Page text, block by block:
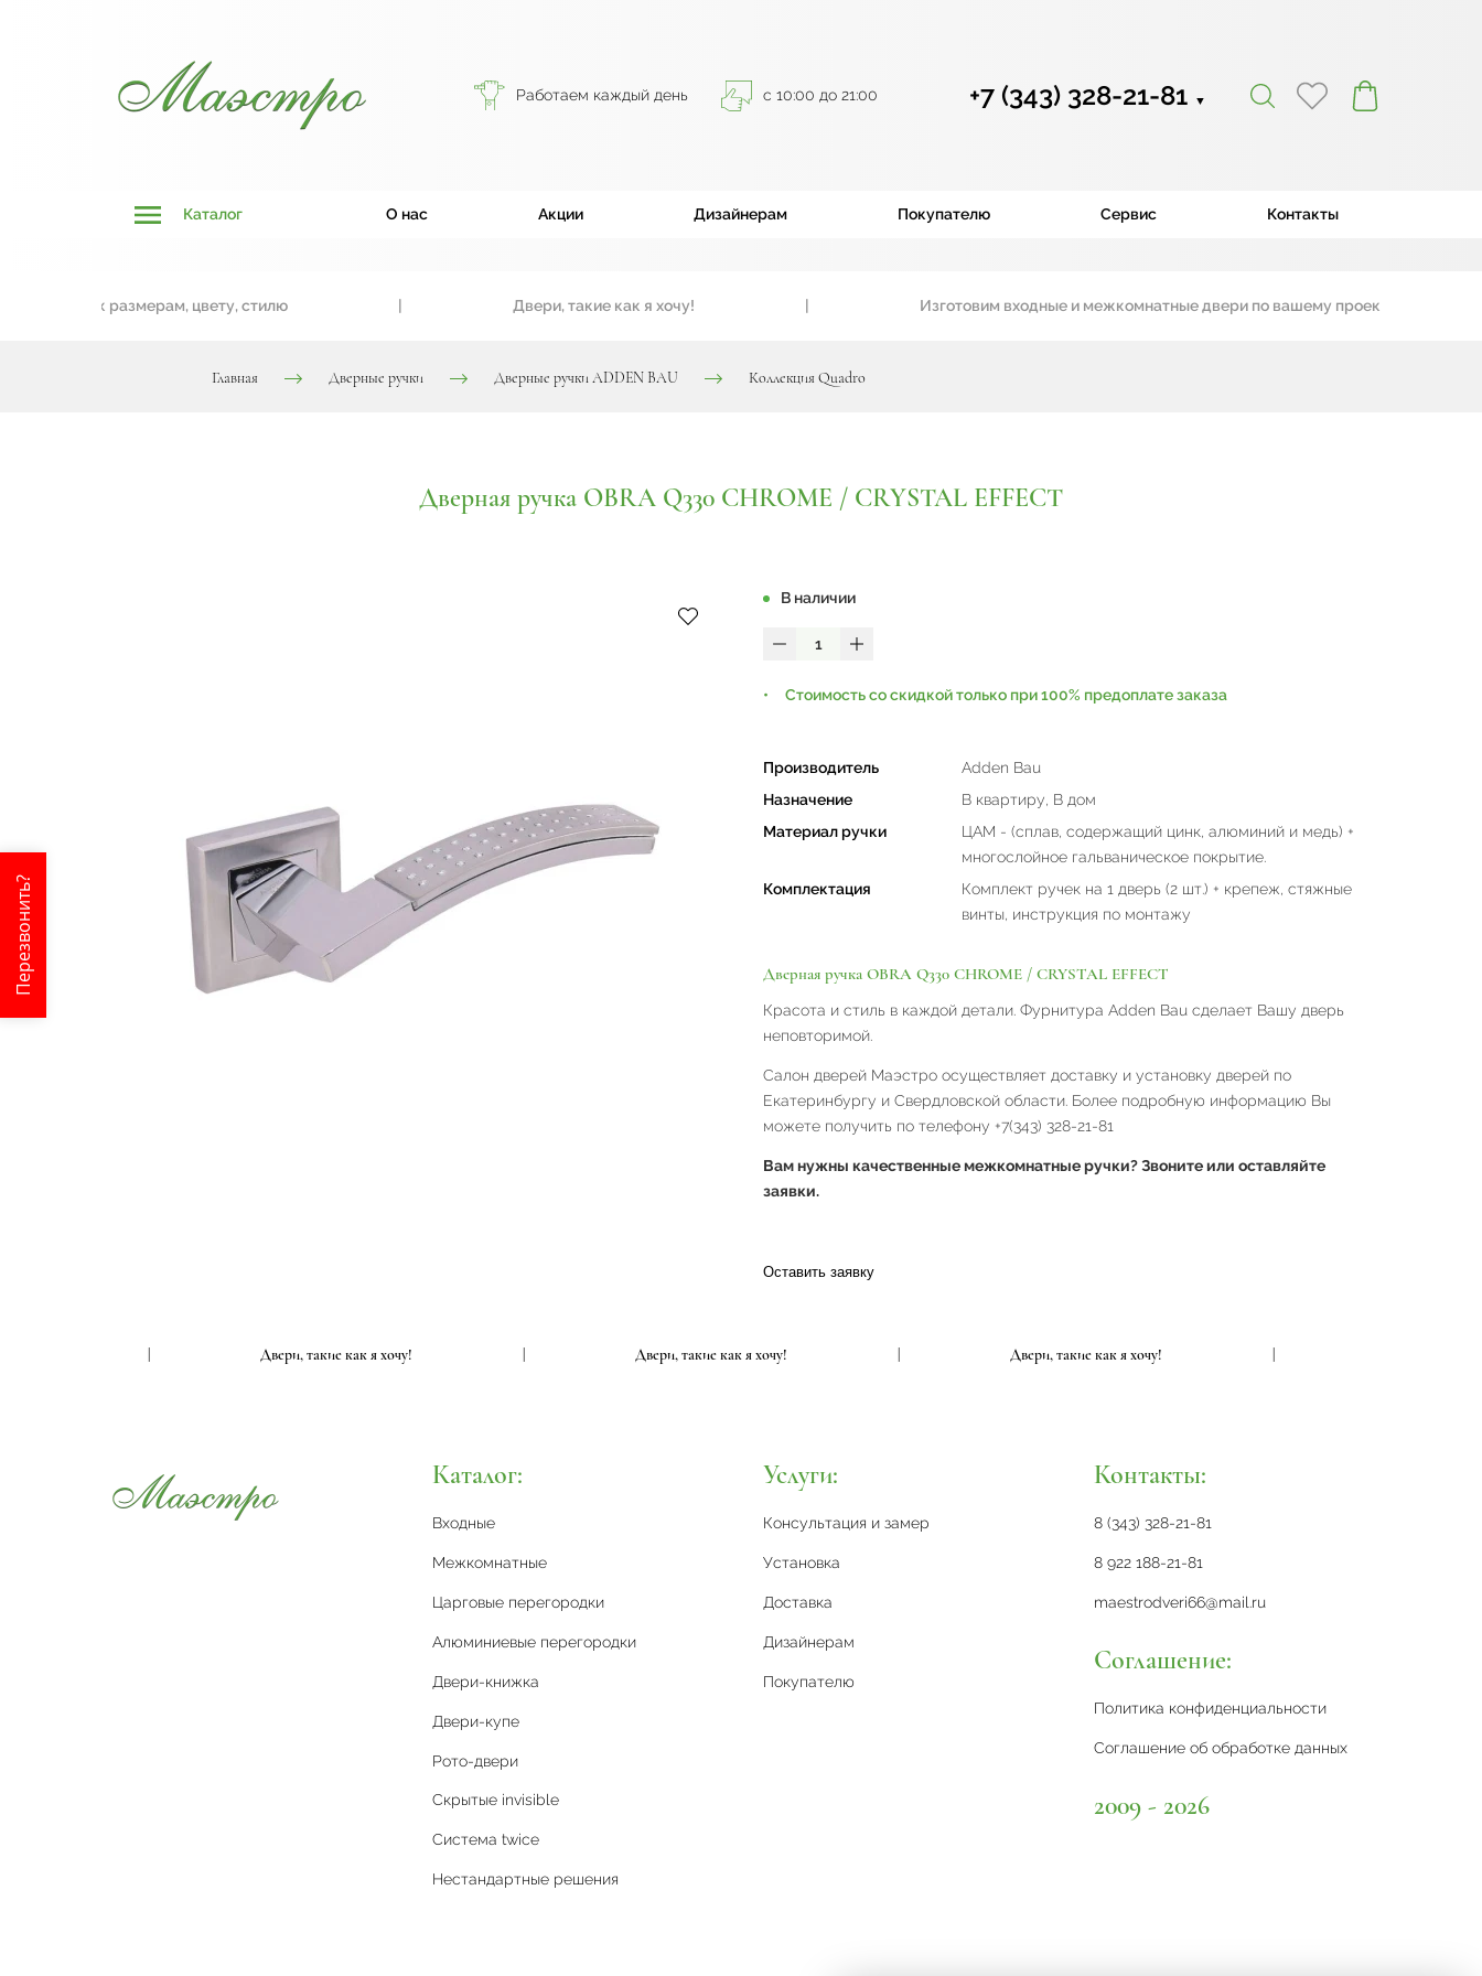
Работаем каждый день с 10:00 до 21:00 +7 (343) 328-21-81 ▼
Каталог О нас Акции Дизайнерам Покупателю Сервис Контакты
к размерам, цвету, стилю Двери, такие как я хочу! Изготовим входные и межкомнатные двери по вашему проекту
Главная Дверные ручки Дверные ручки ADDEN BAU Коллекция Quadro
Дверная ручка OBRA Q330 CHROME / CRYSTAL EFFECT
В наличии
Стоимость со скидкой только при 100% предоплате заказа
Производитель
Adden Bau
Назначение
В квартиру, В дом
Материал ручки
ЦАМ - (сплав, содержащий цинк, алюминий и медь) +
многослойное гальваническое покрытие.
Комплектация
Комплект ручек на 1 дверь (2 шт.) + крепеж, стяжные
винты, инструкция по монтажу
Дверная ручка OBRA Q330 CHROME / CRYSTAL EFFECT
Красота и стиль в каждой детали. Фурнитура Adden Bau сделает Вашу дверь
неповторимой.
Салон дверей Маэстро осуществляет доставку и установку дверей по
Екатеринбургу и Свердловской области. Более подробную информацию Вы
можете получить по телефону +7(343) 328-21-81
Вам нужны качественные межкомнатные ручки? Звоните или оставляйте
заявки.
Оставить заявку
Двери, такие как я хочу! Двери, такие как я хочу! Двери, такие как я хочу!
Каталог:
Входные
Межкомнатные
Царговые перегородки
Алюминиевые перегородки
Двери-книжка
Двери-купе
Рото-двери
Скрытые invisible
Система twice
Нестандартные решения
Услуги:
Консультация и замер
Установка
Доставка
Дизайнерам
Покупателю
Контакты:
8 (343) 328-21-81
8 922 188-21-81
maestrodveri66@mail.ru
Соглашение:
Политика конфиденциальности
Соглашение об обработке данных
2009 - 2026
Перезвонить?